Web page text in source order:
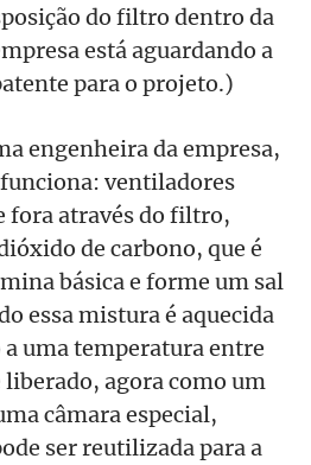
do filtro dentro da
está aguardando a
para o projeto.)
engenheira da empresa,
ventiladores
fora através do filtro,
de carbono, que é
básica e forme um sal
essa mistura é aquecida
uma temperatura entre
liberado, agora como um
câmara especial,
ser reutilizada para a